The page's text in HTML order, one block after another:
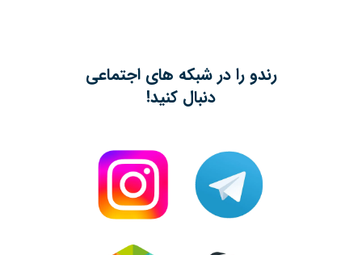
رندو را در شبکه های اجتماعی
دنبال کنید!